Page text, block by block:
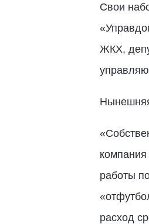
Свои
ЖКХ,
работы
расход